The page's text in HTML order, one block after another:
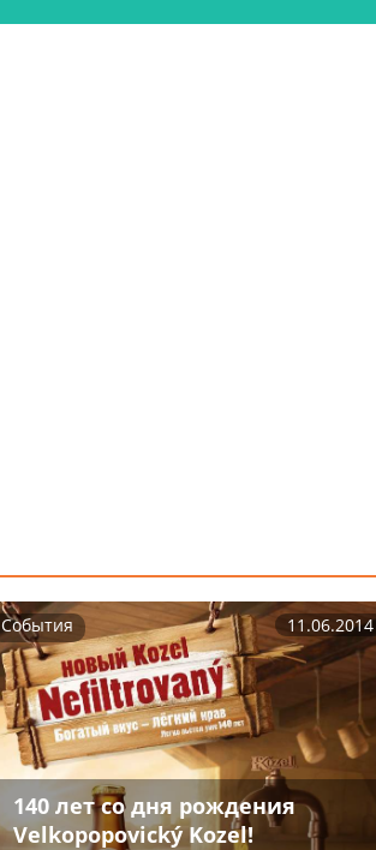
События 11.06.2014
140 лет со дня рождения
Velkopopovický Kozel!